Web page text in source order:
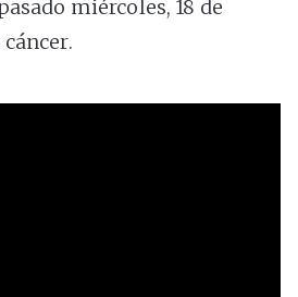
miércoles, 18 de